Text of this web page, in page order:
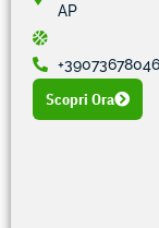
AP
Scopri Ora